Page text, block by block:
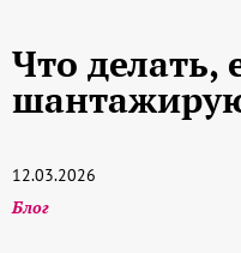
Что делать,
12.03.2026
Блог